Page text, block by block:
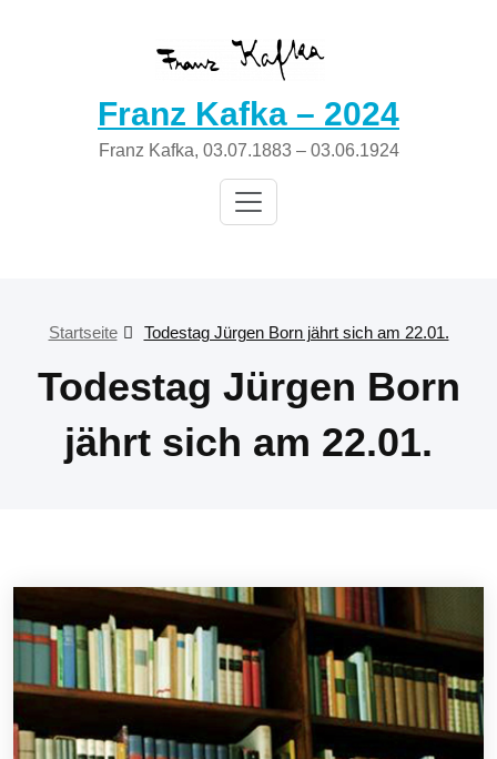
Franz Kafka – 2024
Franz Kafka, 03.07.1883 – 03.06.1924
Startseite Todestag Jürgen Born jährt sich am 22.01.
Todestag Jürgen Born
jährt sich am 22.01.